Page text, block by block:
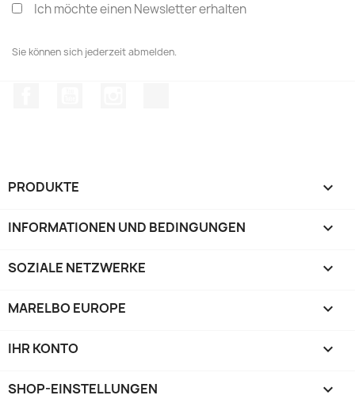
Ich möchte einen Newsletter erhalten
Sie können sich jederzeit abmelden.
PRODUKTE 
INFORMATIONEN UND BEDINGUNGEN 
SOZIALE NETZWERKE 
MARELBO EUROPE 
IHR KONTO 
SHOP-EINSTELLUNGEN keyboard_arrow_down